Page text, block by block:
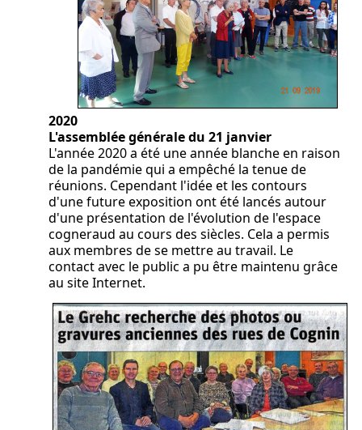
2020
L'assemblée générale du 21 janvier
L'année 2020 a été une année blanche en raison
de la pandémie qui a empêché la tenue de
réunions. Cependant l'idée et les contours
d'une future exposition ont été lancés autour
d'une présentation de l'évolution de l'espace
cogneraud au cours des siècles. Cela a permis
aux membres de se mettre au travail. Le
contact avec le public a pu être maintenu grâce
au site Internet.